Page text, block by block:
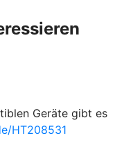
Geräte gibt es
HT208531